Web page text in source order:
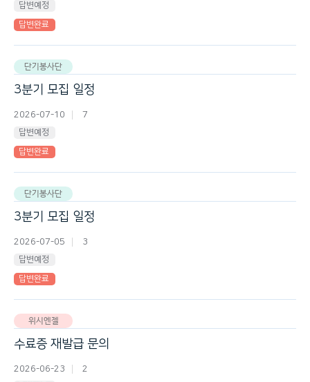
답변예정
답변완료
단기봉사단
3분기 모집 일정
2026-07-10 7
답변예정
답변완료
단기봉사단
3분기 모집 일정
2026-07-05 3
답변예정
답변완료
위시엔젤
수료증 재발급 문의
2026-06-23 2